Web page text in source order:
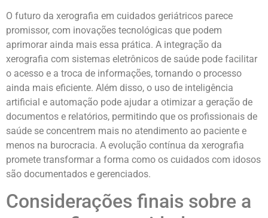
O futuro da xerografia em cuidados geriátricos parece
promissor, com inovações tecnológicas que podem
aprimorar ainda mais essa prática. A integração da
xerografia com sistemas eletrônicos de saúde pode facilitar
o acesso e a troca de informações, tornando o processo
ainda mais eficiente. Além disso, o uso de inteligência
artificial e automação pode ajudar a otimizar a geração de
documentos e relatórios, permitindo que os profissionais de
saúde se concentrem mais no atendimento ao paciente e
menos na burocracia. A evolução contínua da xerografia
promete transformar a forma como os cuidados com idosos
são documentados e gerenciados.
Considerações finais sobre a